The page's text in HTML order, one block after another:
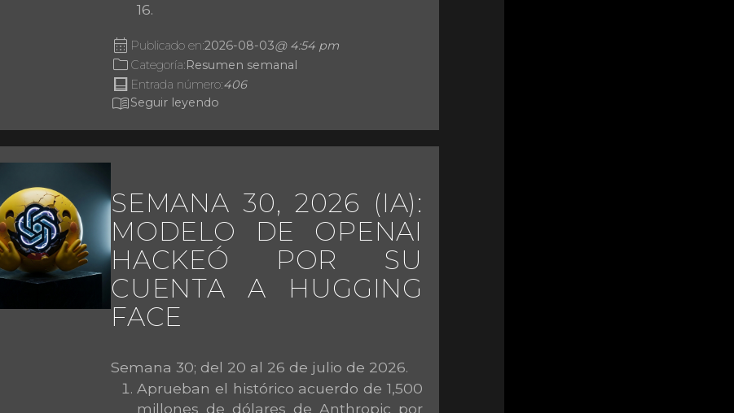
16.
calendar_month Publicado en:2026-08-03@ 4:54 pm
folder Categoría:Resumen semanal
post Entrada número:406
menu_bookSeguir leyendo
SEMANA 30, 2026 (IA):
MODELO DE OPENAI
HACKEÓ POR SU
CUENTA A HUGGING
FACE
Semana 30; del 20 al 26 de julio de 2026.
Aprueban el histórico acuerdo de 1,500
millones de dólares de Anthropic por